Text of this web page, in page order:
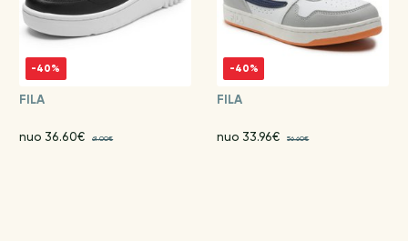
-40%
FILA
nuo 36.60€ 61.00€
-40%
FILA
nuo 33.96€ 56.60€